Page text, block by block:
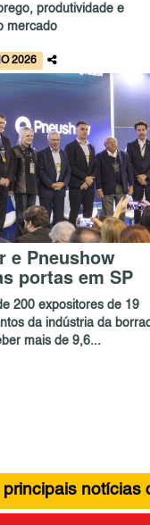
produtividade e
mercado
2026
e Pneushow
portas em SP
200 expositores de 19
da indústria da
mais de 9,6...
notícias